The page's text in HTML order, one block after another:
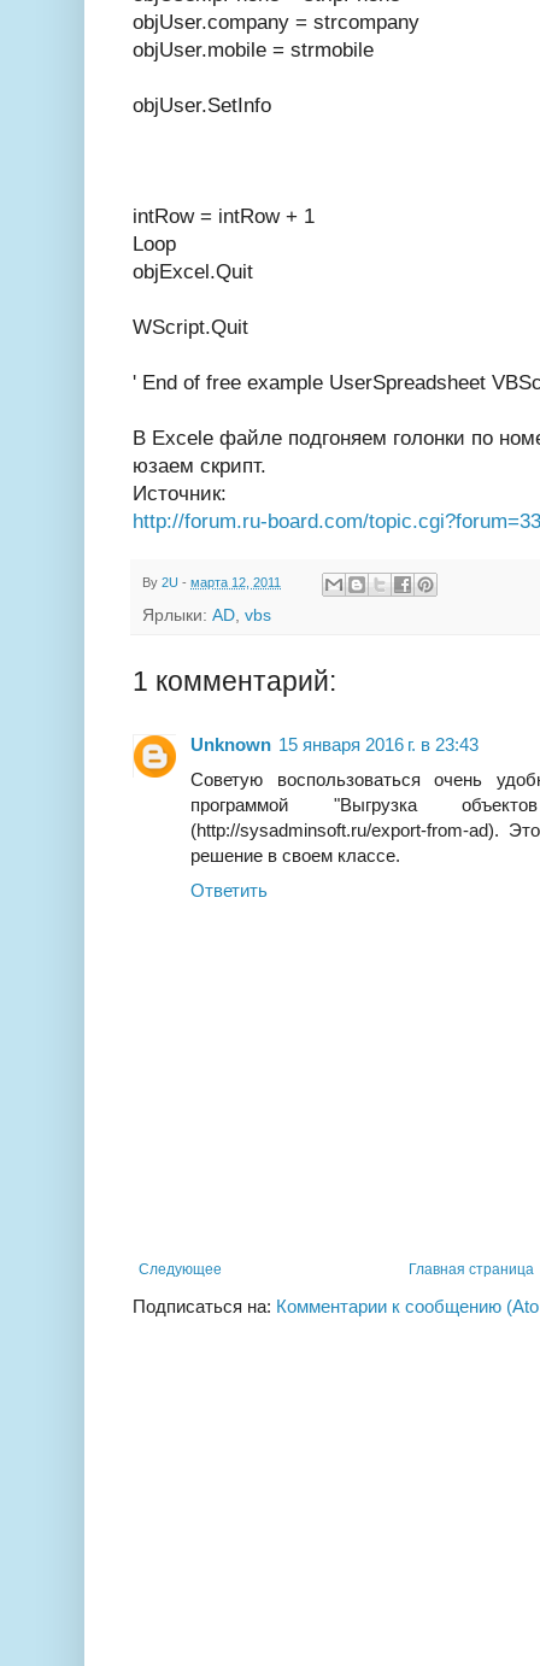
objUser.company = strcompany
objUser.mobile = strmobile
objUser.SetInfo
intRow = intRow + 1
Loop
objExcel.Quit
WScript.Quit
' End of free example UserSpreadsheet
В Excele файле подгоняем голонки по
юзаем скрипт.
Источник:
http://forum.ru-board.com/
By 2U - марта 12, 2011
Ярлыки: AD vbs
1 комментарий:
Unknown 15 января 2016 г. в 23:43
Советую воспользоваться очень
программой "Выгрузка
(http://sysadminsoft.ru/export-from-ad).
решение в своем классе.
Ответить
Следующее Главная страница
Подписаться на: Комментарии к сообщению